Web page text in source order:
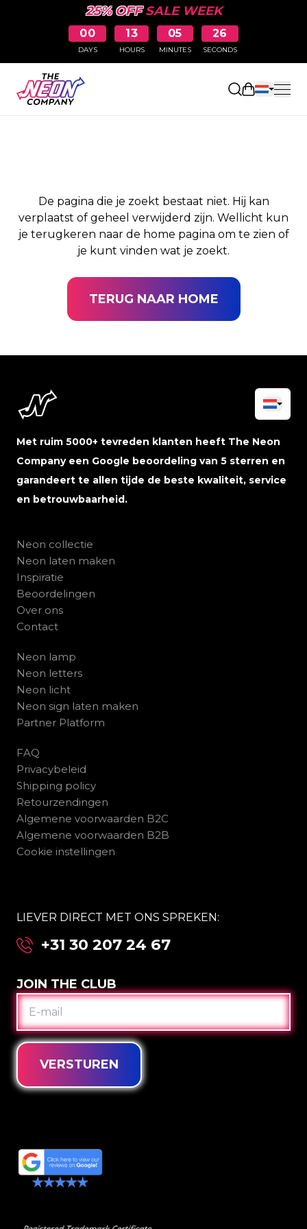
25% OFFSALE WEEK
00
DAYS
13
HOURS
05
MINUTES
26
SECONDS
PAGINA NIET
De pagina die je zoekt bestaat niet. Hij kan
verplaatst of geheel verwijderd zijn. Wellicht kun
je terugkeren naar de home pagina om te zien of
je kunt vinden wat je zoekt.
TERUG NAAR HOME
Met ruim 5000+ tevreden klanten heeft The Neon
Company een Google beoordeling van 5 sterren en
garandeert te allen tijde de beste kwaliteit, service
en betrouwbaarheid.
Neon collectie
Neon laten maken
Inspiratie
Beoordelingen
Over ons
Contact
Neon lamp
Neon letters
Neon licht
Neon sign laten maken
Partner Platform
FAQ
Privacybeleid
Shipping policy
Retourzendingen
Algemene voorwaarden B2C
Algemene voorwaarden B2B
Cookie instellingen
LIEVER DIRECT MET ONS SPREKEN:
+31 30 207 24 67
JOIN THE CLUB
E-
MAIL
VERSTUREN